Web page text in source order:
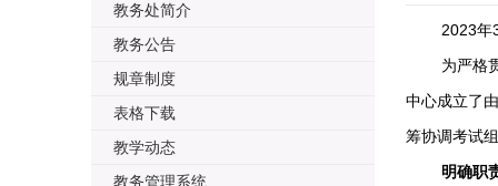
教务处简介
教务公告
规章制度
表格下载
教学动态
教务管理系统
2023年
为严格
中心成立了
筹协调考试
明确职